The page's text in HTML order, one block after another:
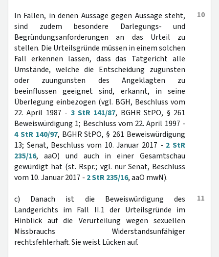
10
In Fällen, in denen Aussage gegen Aussage steht,
sind zudem besondere Darlegungs- und
Begründungsanforderungen an das Urteil zu
stellen. Die Urteilsgründe müssen in einem solchen
Fall erkennen lassen, dass das Tatgericht alle
Umstände, welche die Entscheidung zugunsten
oder zuungunsten des Angeklagten zu
beeinflussen geeignet sind, erkannt, in seine
Überlegung einbezogen (vgl. BGH, Beschluss vom
22. April 1987 - 3 StR 141/87, BGHR StPO, § 261
Beweiswürdigung 1; Beschluss vom 22. April 1997 -
4 StR 140/97, BGHR StPO, § 261 Beweiswürdigung
13; Senat, Beschluss vom 10. Januar 2017 - 2 StR
235/16, aaO) und auch in einer Gesamtschau
gewürdigt hat (st. Rspr.; vgl. nur Senat, Beschluss
vom 10. Januar 2017 - 2 StR 235/16, aaO mwN).
11
c) Danach ist die Beweiswürdigung des
Landgerichts im Fall II.1 der Urteilsgründe im
Hinblick auf die Verurteilung wegen sexuellen
Missbrauchs Widerstandsunfähiger
rechtsfehlerhaft. Sie weist Lücken auf.